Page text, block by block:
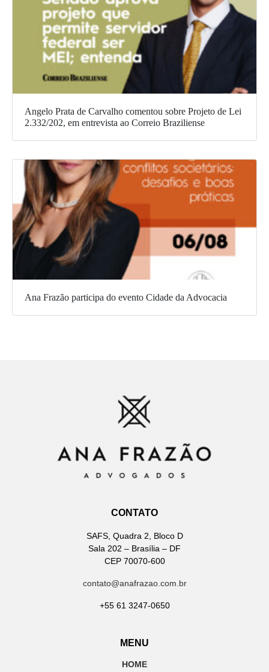
Angelo Prata de Carvalho comentou sobre Projeto de Lei
2.332/202, em entrevista ao Correio Braziliense
Ana Frazão participa do evento Cidade da Advocacia
CONTATO
SAFS, Quadra 2, Bloco D
Sala 202 – Brasília – DF
CEP 70070-600
contato@anafrazao.com.br
+55 61 3247-0650
MENU
HOME